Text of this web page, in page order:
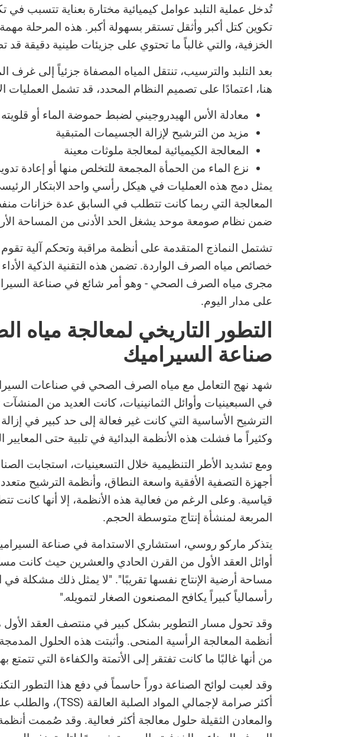
تُدخل عملية التلبد عوامل كيميائية مختارة بعناية تتسبب
تكوين كتل أكبر وأثقل تستقر بسهولة أكبر. هذه المرحلة
الخزفية، والتي غالباً ما تحتوي على جزيئات طينية دقيقة
بعد التلبد والترسيب، تنتقل المياه المصفاة جزئياً إلى غرف
هنا، اعتمادًا على تصميم النظام المحدد، قد تشمل العمليات
معادلة الأس الهيدروجيني لضبط حموضة الماء أو قلويته
مزيد من الترشيح لإزالة الجسيمات المتبقية
المعالجة الكيميائية لمعالجة ملوثات معينة
نزع الماء من الحمأة المجمعة للتخلص منها أو إعادة
يمثل دمج هذه العمليات في هيكل رأسي واحد الابتكار
المعالجة التي ربما كانت تتطلب في السابق عدة خزانات
ضمن نظام صومعة موحد يشغل الحد الأدنى من المساحة
تشتمل النماذج المتقدمة على أنظمة مراقبة وتحكم آلية
خصائص مياه الصرف الواردة. تضمن هذه التقنية الذكية
مجرى مياه الصرف الصحي - وهو أمر شائع في صناعة
على مدار اليوم.
التطور التاريخي لمعالجة
صناعة السيراميك
شهد نهج التعامل مع مياه الصرف الصحي في صناعات
في السبعينيات وأوائل الثمانينيات، كانت العديد من
الترشيح الأساسية التي كانت غير فعالة إلى حد كبير في
وكثيراً ما فشلت هذه الأنظمة البدائية في تلبية حتى
ومع تشديد الأطر التنظيمية خلال التسعينيات، استجابت
أجهزة التصفية الأفقية واسعة النطاق، وأنظمة الترشيح
قياسية. وعلى الرغم من فعالية هذه الأنظمة، إلا أنها كانت
المربعة لمنشأة إنتاج متوسطة الحجم.
يتذكر ماركو روسي، استشاري الاستدامة في صناعة
أوائل العقد الأول من القرن الحادي والعشرين حيث كانت
مساحة أرضية الإنتاج نفسها تقريبًا". "لا يمثل ذلك مشكلة
رأسمالياً كبيراً يكافح المصنعون الصغار لتمويله."
وقد تحول مسار التطوير بشكل كبير في منتصف العقد
أنظمة المعالجة الرأسية المنحى. وأثبتت هذه الحلول
من أنها غالبًا ما كانت تفتقر إلى الأتمتة والكفاءة التي تتمتع
وقد لعبت لوائح الصناعة دوراً حاسماً في دفع هذا التطور
والمعادن الثقيلة حلول معالجة أكثر فعالية. وقد صُممت